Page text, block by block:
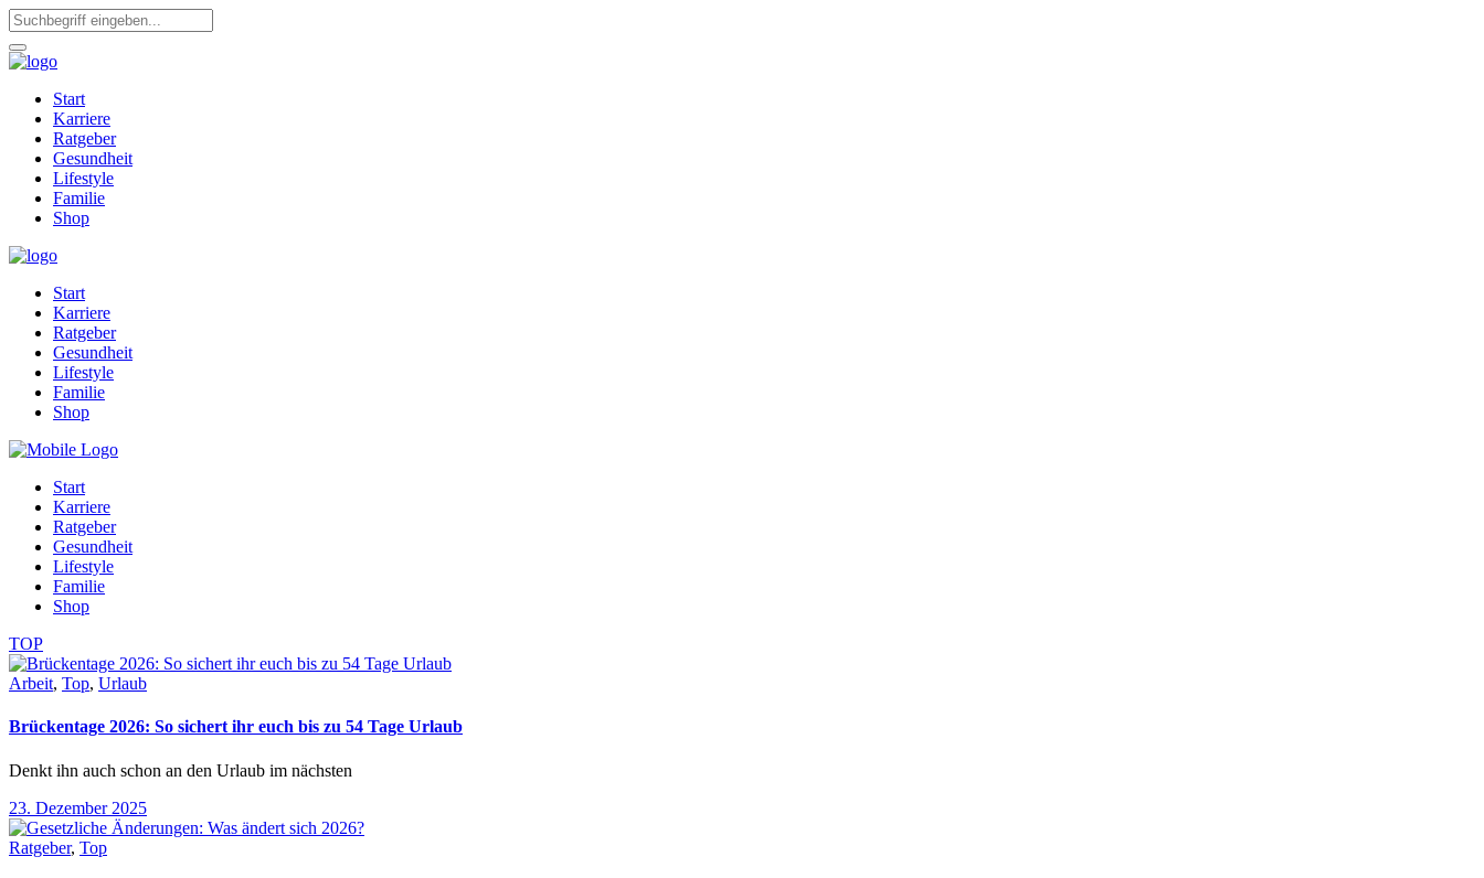
Start
Karriere
Ratgeber
Gesundheit
Lifestyle
Familie
Shop
Start
Karriere
Ratgeber
Gesundheit
Lifestyle
Familie
Shop
Start
Karriere
Ratgeber
Gesundheit
Lifestyle
Familie
Shop
TOP
Arbeit, Top, Urlaub
Brückentage 2026: So sichert ihr euch bis zu 54 Tage Urlaub
Denkt ihn auch schon an den Urlaub im nächsten
23. Dezember 2025
Ratgeber, Top